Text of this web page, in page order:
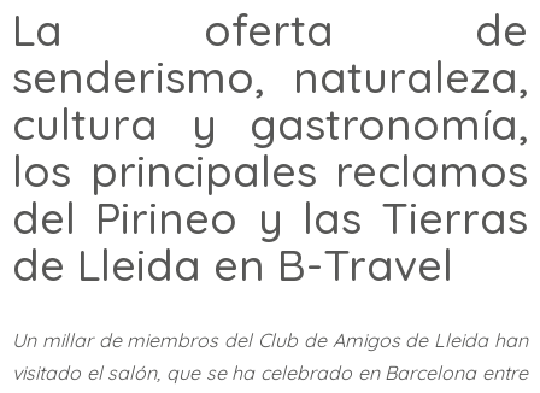
La oferta de
senderismo, naturaleza,
cultura y gastronomía,
los principales reclamos
del Pirineo y las Tierras
de Lleida en B-Travel
Un millar de miembros del Club de Amigos de Lleida han
visitado el salón, que se ha celebrado en Barcelona entre